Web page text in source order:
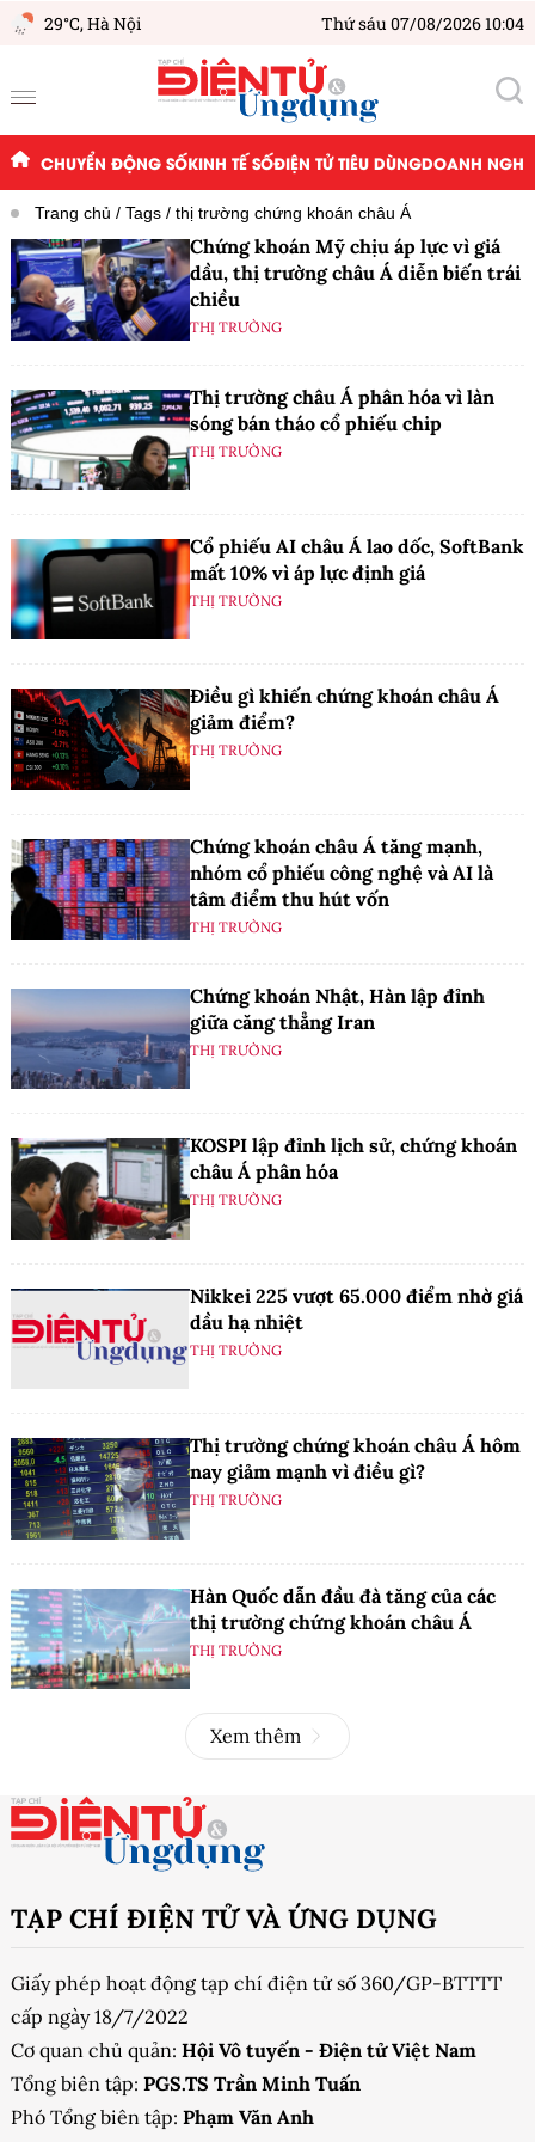
29°C,Hà Nội Thứ sáu 07/08/2026 10:04
CHUYỂN ĐỘNG SỐKINH TẾ SỐĐIỆN TỬ TIÊU DÙNGDOANH
Trang chủ Tags thị trường chứng khoán châu Á
Chứng khoán Mỹ chịu áp lực vì giá
dầu, thị trường châu Á diễn biến trái
chiều
THỊ TRƯỜNG
Thị trường châu Á phân hóa vì làn
sóng bán tháo cổ phiếu chip
THỊ TRƯỜNG
Cổ phiếu AI châu Á lao dốc, SoftBank
mất 10% vì áp lực định giá
THỊ TRƯỜNG
Điều gì khiến chứng khoán châu Á
giảm điểm?
THỊ TRƯỜNG
Chứng khoán châu Á tăng mạnh,
nhóm cổ phiếu công nghệ và AI là
tâm điểm thu hút vốn
THỊ TRƯỜNG
Chứng khoán Nhật, Hàn lập đỉnh
giữa căng thẳng Iran
THỊ TRƯỜNG
KOSPI lập đỉnh lịch sử, chứng khoán
châu Á phân hóa
THỊ TRƯỜNG
Nikkei 225 vượt 65.000 điểm nhờ giá
dầu hạ nhiệt
THỊ TRƯỜNG
Thị trường chứng khoán châu Á hôm
nay giảm mạnh vì điều gì?
THỊ TRƯỜNG
Hàn Quốc dẫn đầu đà tăng của các
thị trường chứng khoán châu Á
THỊ TRƯỜNG
Xem thêm
TẠP CHÍ ĐIỆN TỬ VÀ ỨNG DỤNG
Giấy phép hoạt động tạp chí điện tử số 360/GP-BTTTT
cấp ngày 18/7/2022
Cơ quan chủ quản: Hội Vô tuyến - Điện tử Việt Nam
Tổng biên tập: PGS.TS Trần Minh Tuấn
Phó Tổng biên tập: Phạm Văn Anh